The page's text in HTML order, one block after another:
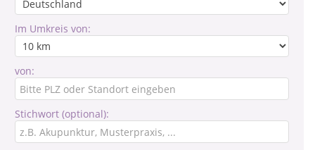
Im Umkreis von:
von:
Stichwort (optional):